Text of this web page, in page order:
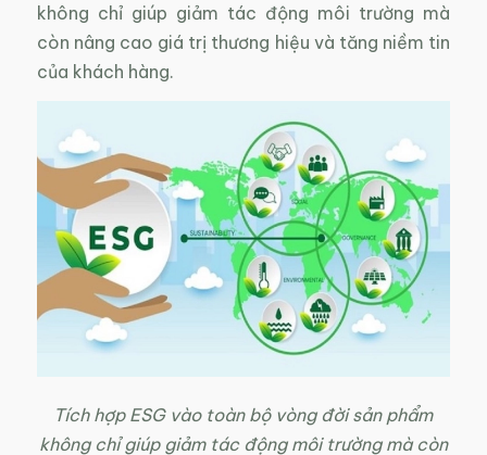
không chỉ giúp giảm tác động môi trường mà
còn nâng cao giá trị thương hiệu và tăng niềm tin
của khách hàng.
Tích hợp ESG vào toàn bộ vòng đời sản phẩm
không chỉ giúp giảm tác động môi trường mà còn